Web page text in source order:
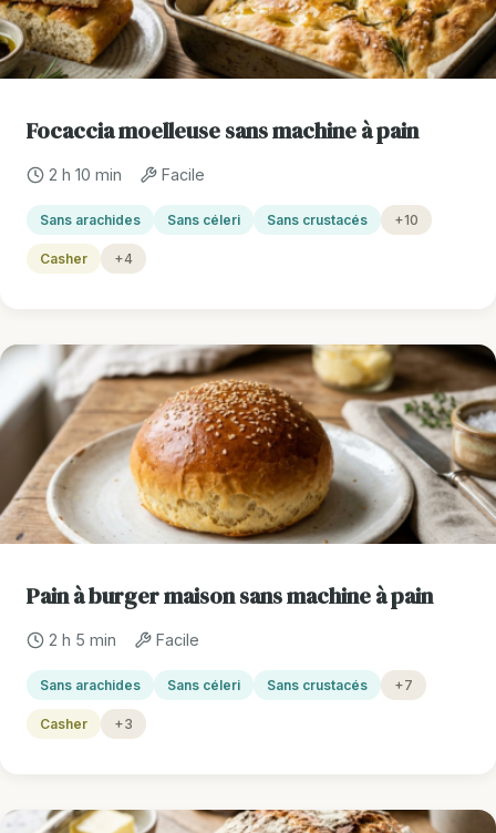
Focaccia moelleuse sans machine à pain
2 h 10 min Facile
Sans arachides Sans céleri Sans crustacés +10
Casher +4
Pain à burger maison sans machine à pain
2 h 5 min Facile
Sans arachides Sans céleri Sans crustacés +7
Casher +3